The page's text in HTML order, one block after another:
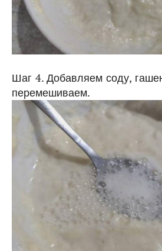
Шаг 4. Добавляем соду,
перемешиваем.